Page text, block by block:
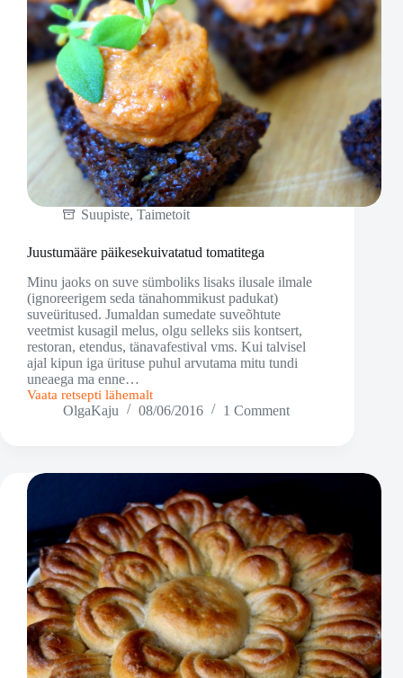
Suupiste, Taimetoit
Juustumääre päikesekuivatatud tomatitega
Minu jaoks on suve sümboliks lisaks ilusale ilmale
(ignoreerigem seda tänahommikust padukat)
suveüritused. Jumaldan sumedate suveõhtute
veetmist kusagil melus, olgu selleks siis kontsert,
restoran, etendus, tänavafestival vms. Kui talvisel
ajal kipun iga ürituse puhul arvutama mitu tundi
uneaega ma enne…
Vaata retsepti lähemalt
Juustumääre
päikesekuivatatud
OlgaKaju 08/06/2016 1 Comment